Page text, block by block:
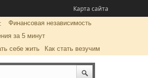
Карта сайта
Финансовая независимость
за 5 минут
себе жить
Как стать везучим